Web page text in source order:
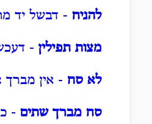
להניח - דבשל יד
מצות תפילין -
לא סח - אין
סח מברך שתים -